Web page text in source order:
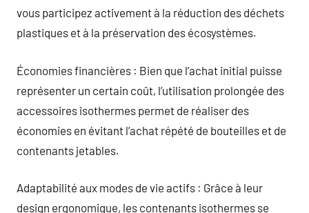
vous participez activement à la réduction des déchets
plastiques et à la préservation des écosystèmes.
Économies financières : Bien que l’achat initial puisse
représenter un certain coût, l’utilisation prolongée des
accessoires isothermes permet de réaliser des
économies en évitant l’achat répété de bouteilles et de
contenants jetables.
Adaptabilité aux modes de vie actifs : Grâce à leur
design ergonomique, les contenants isothermes se